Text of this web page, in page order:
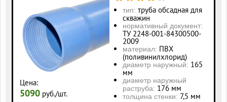
Цена:
5090 руб./шт.
тип: труба обсадная для
скважин
нормативный документ:
ТУ 2248-001-84300500-
2009
материал: ПВХ
(поливинилхлорид)
диаметр наружный: 165
мм
диаметр наружный
раструба: 176 мм
толщина стенки: 7,5 мм